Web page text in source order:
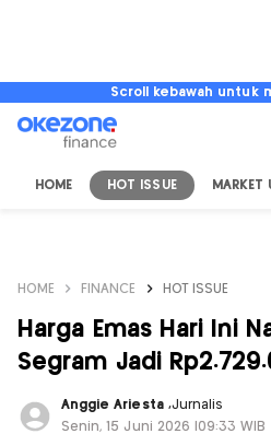
Scroll kebawah untuk
HOME HOT ISSUE MARKET
HOME FINANCE HOT ISSUE
Harga Emas Hari Ini
Segram Jadi
Anggie Ariesta ,Jurnalis
Senin, 15 Juni 2026 |09:33 WIB